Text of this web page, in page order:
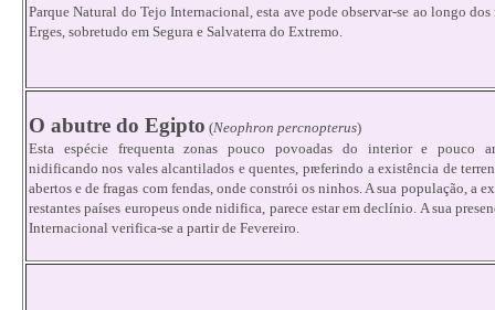
Parque Natural do Tejo Internacional, esta ave pode observar-se ao longo dos
Erges, sobretudo em Segura e Salvaterra do Extremo.
O abutre do Egipto (Neophron percnopterus)
Esta espécie frequenta zonas pouco povoadas do interior e pouco
nidificando nos vales alcantilados e quentes, preferindo a existência de
abertos e de fragas com fendas, onde constrói os ninhos. A sua população, a
restantes países europeus onde nidifica, parece estar em declínio. A sua
Internacional verifica-se a partir de Fevereiro.